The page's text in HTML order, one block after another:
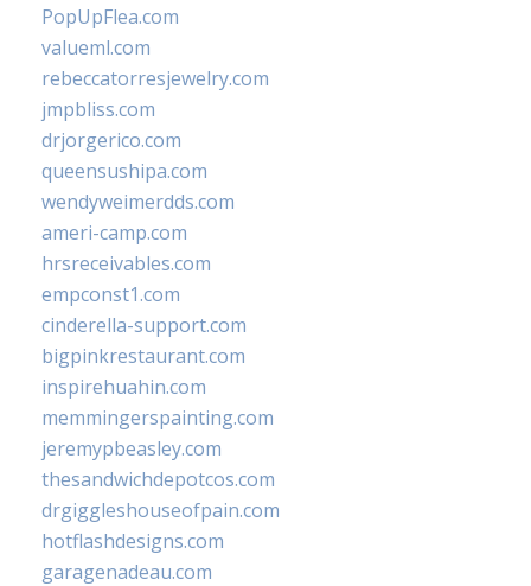
PopUpFlea.com
valueml.com
rebeccatorresjewelry.com
jmpbliss.com
drjorgerico.com
queensushipa.com
wendyweimerdds.com
ameri-camp.com
hrsreceivables.com
empconst1.com
cinderella-support.com
bigpinkrestaurant.com
inspirehuahin.com
memmingerspainting.com
jeremypbeasley.com
thesandwichdepotcos.com
drgiggleshouseofpain.com
hotflashdesigns.com
garagenadeau.com